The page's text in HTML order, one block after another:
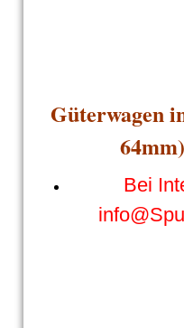
Güterwagen
Bei